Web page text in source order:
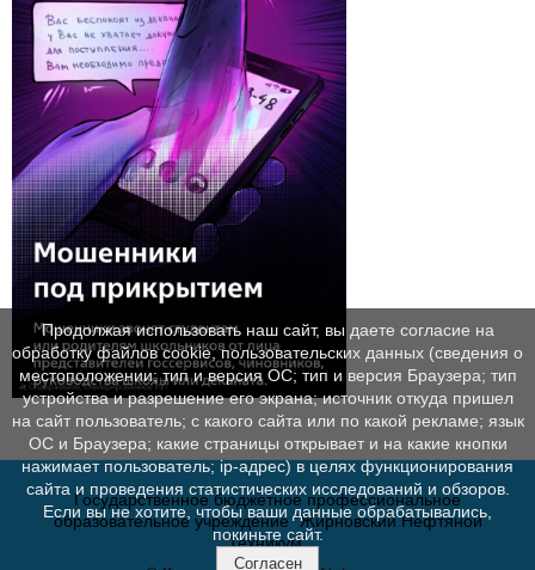
Государственное бюджетное профессиональное
образовательное учреждение "Жирновский Нефтяной
Техникум"
Продолжая использовать наш сайт, вы даете согласие на
обработку файлов cookie, пользовательских данных (сведения о
местоположении; тип и версия ОС; тип и версия Браузера; тип
устройства и разрешение его экрана; источник откуда пришел
на сайт пользователь; с какого сайта или по какой рекламе; язык
ОС и Браузера; какие страницы открывает и на какие кнопки
нажимает пользователь; ip-адрес) в целях функционирования
сайта и проведения статистических исследований и обзоров.
Если вы не хотите, чтобы ваши данные обрабатывались,
покиньте сайт.
Согласен